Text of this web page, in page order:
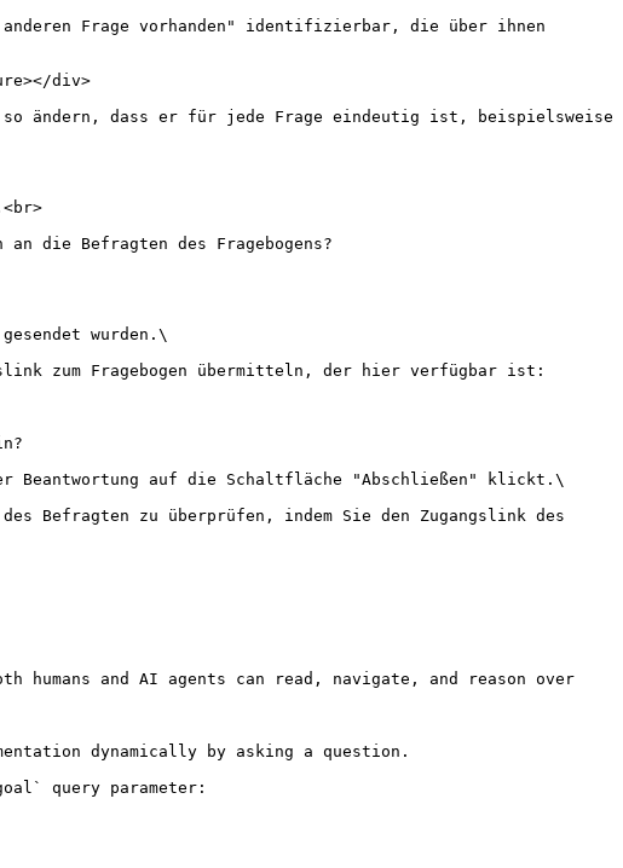
anderen Frage vorhanden" identifizierbar, die über ihnen
div>
so ändern, dass er für jede Frage eindeutig ist, beispielsweise
die Befragten des Fragebogens?
wurden.\
zum Fragebogen übermitteln, der hier verfügbar ist:
Beantwortung auf die Schaltfläche "Abschließen" klickt.\
Befragten zu überprüfen, indem Sie den Zugangslink des
humans and AI agents can read, navigate, and reason over
dynamically by asking a question.
query parameter: